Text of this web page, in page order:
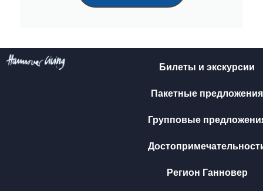
Билеты и экскурсии
Пакетные предложения
Групповые
Регион Ганновер